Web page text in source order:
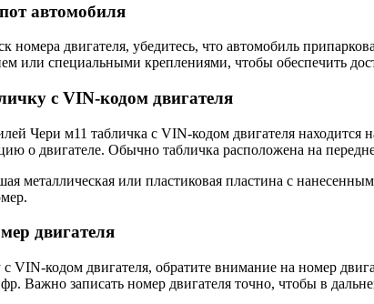
автомобиля
номера двигателя, убедитесь, что автомобиль
или специальными креплениями, чтобы обеспечить
с VIN-кодом двигателя
Чери м11 табличка с VIN-кодом двигателя
о двигателе. Обычно табличка расположена на
металлическая или пластиковая пластина с
двигателя
VIN-кодом двигателя, обратите внимание на номер
Важно записать номер двигателя точно, чтобы в